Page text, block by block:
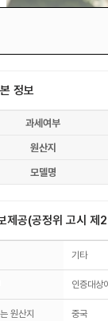
정보
과세여부
원산지
모델명
제공(공정위 고시
기타
인증대상
원산지 중국